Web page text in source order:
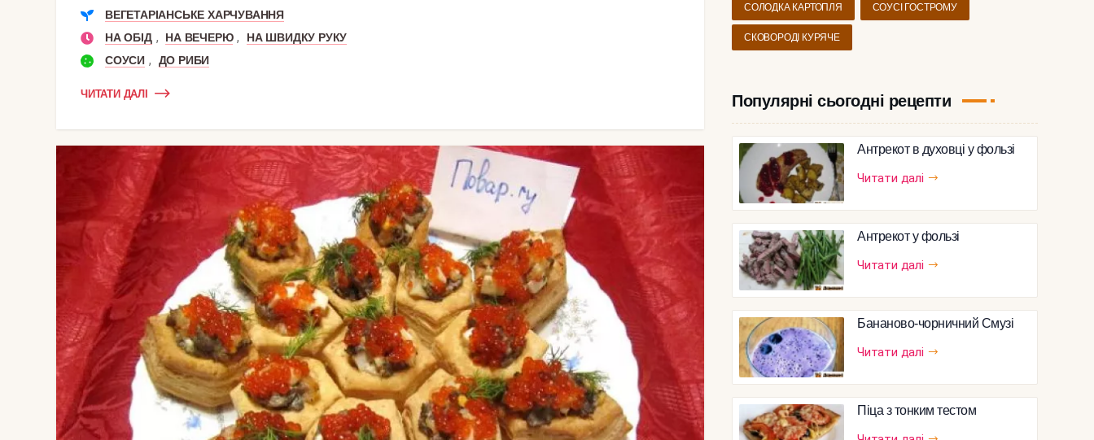
ВЕГЕТАРІАНСЬКЕ ХАРЧУВАННЯ
НА ОБІД , НА ВЕЧЕРЮ ,
НА ШВИДКУ РУКУ
СОУСИ , ДО РИБИ
ЧИТАТИ ДАЛІ
СОЛОДКА КАРТОПЛЯ СОУСІ ГОСТРОМУ
СКОВОРОДІ КУРЯЧЕ
Популярні сьогодні рецепти
Антрекот в духовці у фользі
Читати далі
Антрекот у фользі
Читати далі
Бананово-чорничний Смузі
Читати далі
Піца з тонким тестом